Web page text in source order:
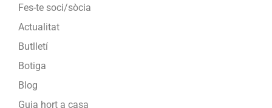
Fes-te soci/sòcia
Actualitat
Butlletí
Botiga
Blog
Guia hort a casa